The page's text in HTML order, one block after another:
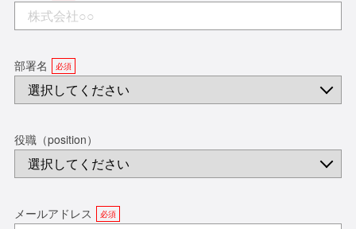
部署名
役職（position）
メールアドレス